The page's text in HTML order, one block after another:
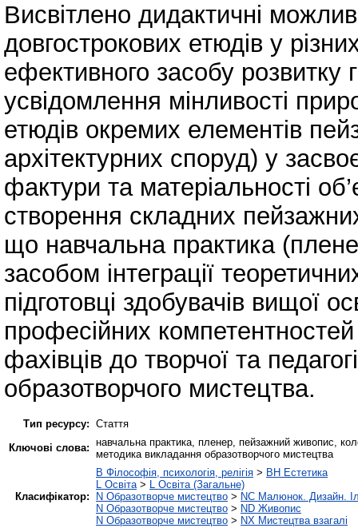
Висвітлено дидактичні
довгострокових етюдів у
ефективного засобу розвитку
усвідомлення мінливості
етюдів окремих елементів
архітектурних споруд) у
фактури та матеріальності
створення складних
що навчальна практика
засобом інтеграції
підготовці здобувачів вищої
професійних компетентностей
фахівців до творчої та
образотворчого мистецтва.
Тип ресурсу: Стаття
Ключові слова: навчальна практика, пленер, пейзажний живопис,
методика викладання образотворчого мистецтва
Класифікатор:
B Філософія, психологія, релігія > BH Естетика
L Освіта> L Освіта (Загальне)
N Образотворче мистецтво > NC Малюнок. Дизайн.
N Образотворче мистецтво > ND Живопис
N Образотворче мистецтво > NX Мистецтва взагалі